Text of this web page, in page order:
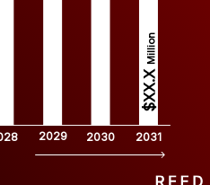
2029 2030 2031
$XX.X
Million